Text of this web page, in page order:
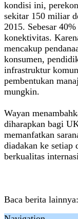
kondisi ini,
sekitar 150 miliar
2015. Sebesar
konektivitas.
mencakup
konsumen,
infrastruktur
pembentukan
mungkin.
Wayan
diharapkan bagi
memanfatkan
diadakan ke setiap
berkualitas
Baca berita